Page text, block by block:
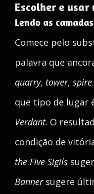
Escolher e usar
Lendo as
Comece pelo
palavra que
quarry, tower, spire
que tipo de lugar
Verdant. O
condição de
the Five Sigils
Bannersugere